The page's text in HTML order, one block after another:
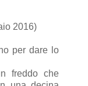
2016)
per dare lo
freddo che